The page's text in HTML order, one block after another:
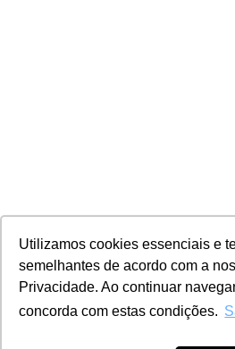
Utilizamos cookies essenciais e
semelhantes de acordo com a
Privacidade. Ao continuar
concorda com estas condições.